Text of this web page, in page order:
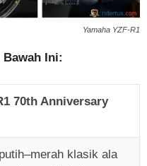
Yamaha YZF-R1
Ini:
70th Anniversary
klasik ala